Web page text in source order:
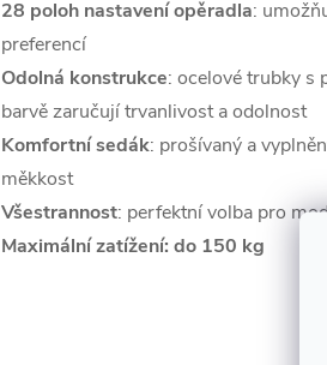
28 poloh nastavení opěradla:
preferencí
Odolná konstrukce: ocelové trubky s
barvě zaručují trvanlivost a odolnost
Komfortní sedák: prošívaný a
měkkost
Všestrannost: perfektní volba pro
Maximální zatížení: do 150 kg